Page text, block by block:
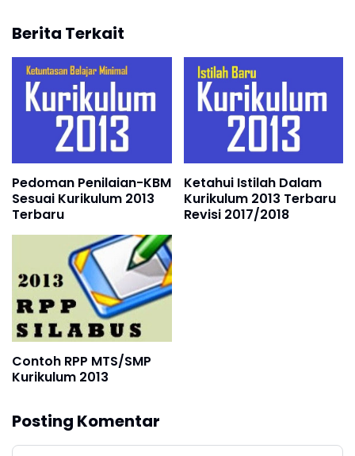
Berita Terkait
Pedoman Penilaian-KBM
Sesuai Kurikulum 2013
Terbaru
Ketahui Istilah Dalam
Kurikulum 2013 Terbaru
Revisi 2017/2018
Contoh RPP MTS/SMP
Kurikulum 2013
Posting Komentar